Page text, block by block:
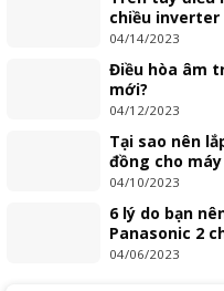
chiều inverter
04/14/2023
Điều hòa âm
mới?
04/12/2023
Tại sao nên
đồng cho
04/10/2023
6 lý do bạn
Panasonic 2
2023
04/06/2023